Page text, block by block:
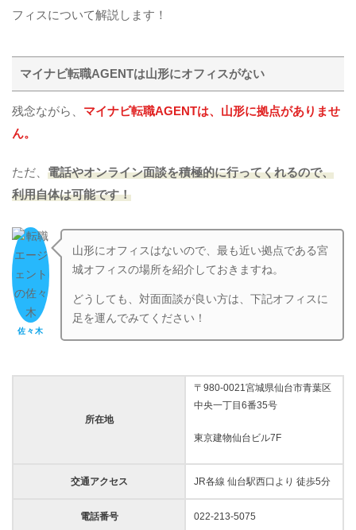
フィスについて解説します！
マイナビ転職AGENTは山形にオフィスがない
残念ながら、 マイナビ転職AGENTは、山形に拠点がありませ
ん。
ただ、 電話やオンライン面談を積極的に行ってくれるので、
利用自体は可能です！
佐々木
山形にオフィスはないので、最も近い拠点である宮
城オフィスの場所を紹介しておきますね。
どうしても、対面面談が良い方は、下記オフィスに
足を運んでみてください！
所在地
〒980-0021宮城県仙台市青葉区
中央一丁目6番35号
東京建物仙台ビル7F
交通アクセス JR各線 仙台駅西口より 徒歩5分
電話番号 022-213-5075